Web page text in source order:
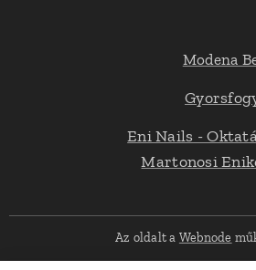
Modena
Eni Nails -
Martonosi
Az oldalt a Webnode